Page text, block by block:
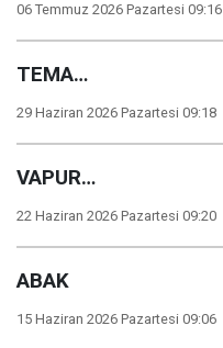
06 Temmuz 2026 Pazartesi 09:16
TEMA…
29 Haziran 2026 Pazartesi 09:18
VAPUR…
22 Haziran 2026 Pazartesi 09:20
ABAK
15 Haziran 2026 Pazartesi 09:06